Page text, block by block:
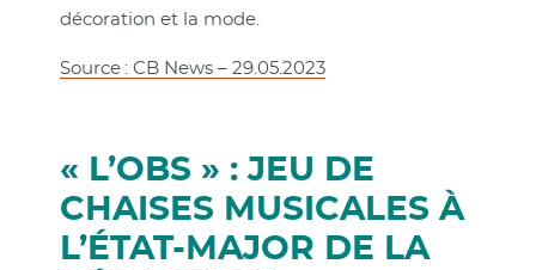
décoration et la mode.
Source : CB News – 29.05.2023
« L’OBS » : JEU DE
CHAISES MUSICALES À
L’ÉTAT-MAJOR DE LA